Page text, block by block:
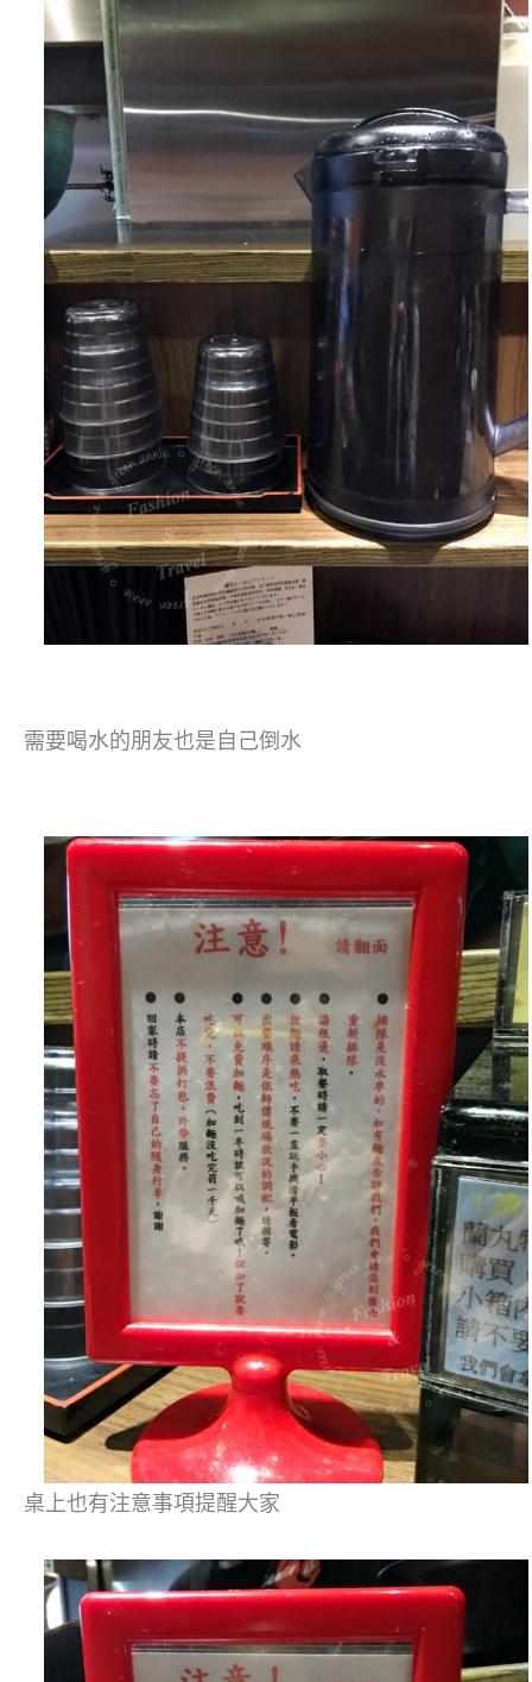
需要喝水的朋友也是自己倒水
桌上也有注意事項提醒大家